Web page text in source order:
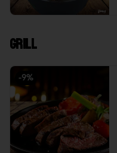
Grill
-9%